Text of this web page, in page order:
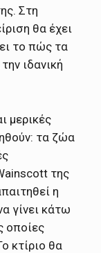
Στη
θα έχει
το πώς τα
ιδανική
μερικές
τα ζώα
της
η
γίνει κάτω
οποίες
κτίριο θα